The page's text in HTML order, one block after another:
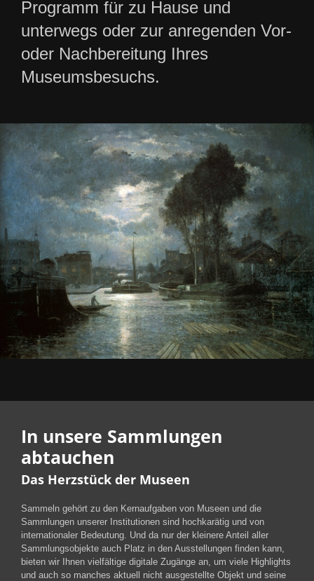
Programm für zu Hause und
unterwegs oder zur anregenden Vor-
oder Nachbereitung Ihres
Museumsbesuchs.
In unsere Sammlungen
abtauchen
Das Herzstück der Museen
Sammeln gehört zu den Kernaufgaben von Museen und die
Sammlungen unserer Institutionen sind hochkarätig und von
internationaler Bedeutung. Und da nur der kleinere Anteil aller
Sammlungsobjekte auch Platz in den Ausstellungen finden kann,
bieten wir Ihnen vielfältige digitale Zugänge an, um viele Highlights
und auch so manches aktuell nicht ausgestellte Objekt und seine